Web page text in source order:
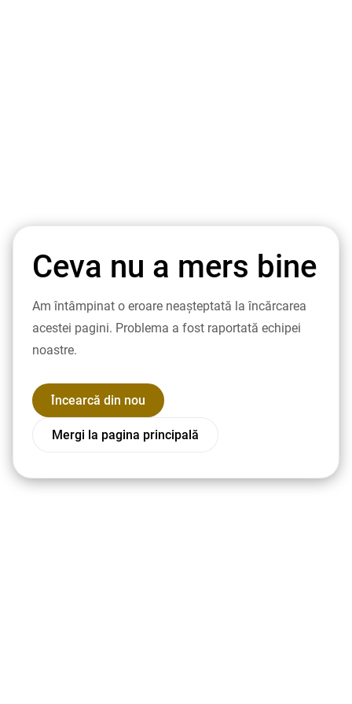
Ceva nu a mers bine
Am întâmpinat o eroare neașteptată la încărcarea
acestei pagini. Problema a fost raportată echipei
noastre.
Încearcă din nou
Mergi la pagina principală